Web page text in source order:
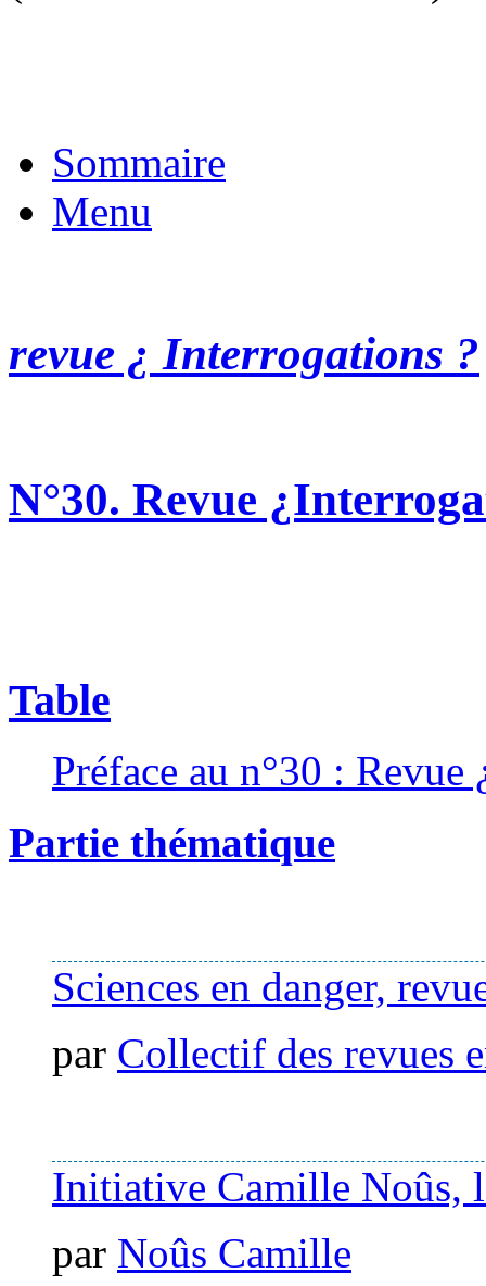
Sommaire
Menu
revue ¿ Interrogations ?
N°30. Revue
Table
Préface au n°30 :
Partie thématique
Sciences en danger,
par Collectif des revues
Initiative Camille Noûs,
par Noûs Camille